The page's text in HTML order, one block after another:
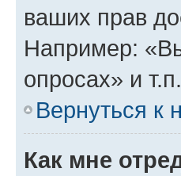
ваших прав
Например:
опросах» и т.п.
Вернуться к
Как мне